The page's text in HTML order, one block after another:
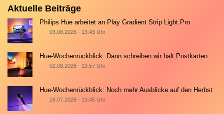
Aktuelle Beiträge
Philips Hue arbeitet an Play Gradient Strip Light Pro
03.08.2026 - 13:43 Uhr
Hue-Wochenrückblick: Dann schreiben wir halt Postkarten
02.08.2026 - 13:57 Uhr
Hue-Wochenrückblick: Noch mehr Ausblicke auf den Herbst
26.07.2026 - 13:45 Uhr